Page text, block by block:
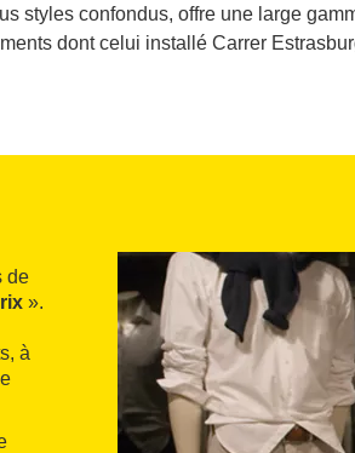
styles confondus, offre une large
dont celui installé Carrer
de
».
à